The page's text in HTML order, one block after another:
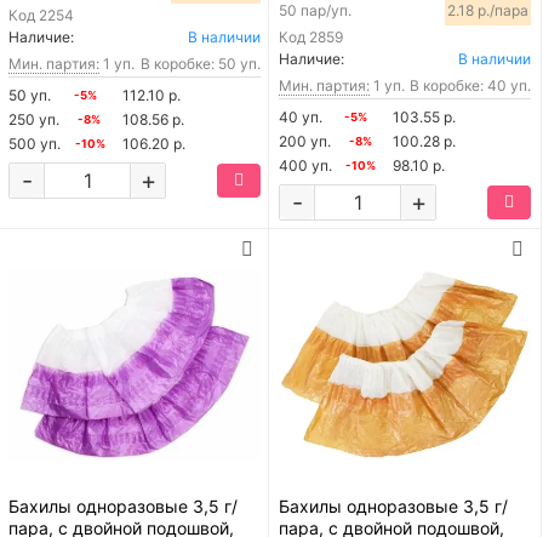
Код 2254
Наличие:
В наличии
Мин. партия: 1 уп. В коробке: 50 уп.
50 уп.
-5%
112.10 р.
250 уп.
-8%
108.56 р.
500 уп.
-10% 106.20 р.
+
-
Код 2859
50 пар/уп. 2.18 р./пара
Наличие:
В наличии
Мин. партия: 1 уп. В коробке: 40 уп.
40 уп.
-5%
103.55 р.
200 уп.
-8%
100.28 р.
400 уп.
-10% 98.10 р.
+
-
Бахилы одноразовые 3,5 г/
пара, с двойной подошвой,
Бахилы одноразовые 3,5 г/
пара, с двойной подошвой,